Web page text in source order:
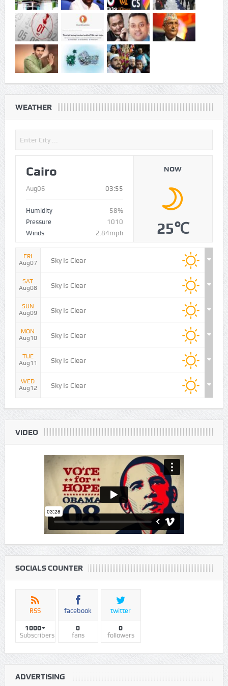
Cairo
Aug06 03:55
Humidity
58%
Winds
NOW
25℃
FRI
Aug07
Sky Is Clear
SAT
Aug08
Sky Is Clear
SUN
Aug09
Sky Is Clear
MON
Aug10
Sky Is Clear
TUE
Aug11
Sky Is Clear
WED
Aug12
Sky Is Clear
SOCIALS COUNTER
RSS
1000+
Subscribers
facebook
0
fans
twitter
0
followers